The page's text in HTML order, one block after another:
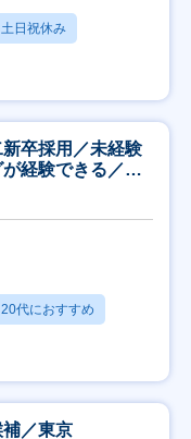
土日祝休み
卒採用／未経験
経験できる／研
20代におすすめ
／東京